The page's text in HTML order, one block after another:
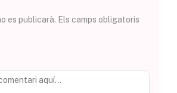
es publicarà. Els camps obligatoris